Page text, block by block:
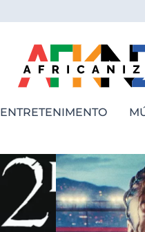
ENTRETENIMENTO